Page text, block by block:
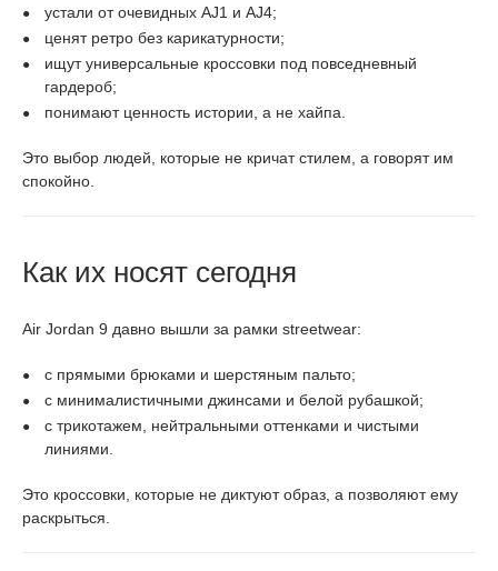
устали от очевидных AJ1 и AJ4;
ценят ретро без карикатурности;
ищут универсальные кроссовки под повседневный
гардероб;
понимают ценность истории, а не хайпа.
Это выбор людей, которые не кричат стилем, а говорят им
спокойно.
Как их носят сегодня
Air Jordan 9 давно вышли за рамки streetwear:
с прямыми брюками и шерстяным пальто;
с минималистичными джинсами и белой рубашкой;
с трикотажем, нейтральными оттенками и чистыми
линиями.
Это кроссовки, которые не диктуют образ, а позволяют ему
раскрыться.